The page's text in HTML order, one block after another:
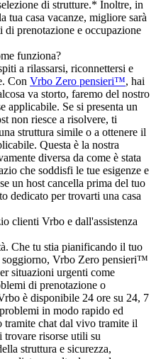
di strutture.* Inoltre, in
tua casa vacanze, migliore sarà
prenotazione e occupazione
funziona?
a rilassarsi, riconnettersi e
Con Vrbo Zero pensieri™, hai
va storto, faremo del nostro
applicabile. Se si presenta un
non riesce a risolvere, ti
struttura simile o a ottenere il
Questa è la nostra
diversa da come è stata
che soddisfi le tue esigenze e
un host cancella prima del tuo
dedicato per trovarti una casa
clienti Vrbo e dall'assistenza
Che tu stia pianificando il tuo
Vrbo Zero pensieri™
situazioni urgenti come
di prenotazione o
è disponibile 24 ore su 24, 7
in modo rapido ed
tramite chat dal vivo tramite il
trovare risorse utili su
struttura e sicurezza,